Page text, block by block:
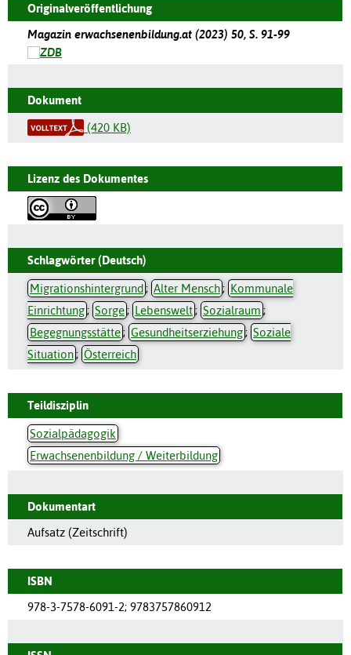
Originalveröffentlichung
Magazin erwachsenenbildung.at (2023) 50, S. 91-99
Dokument
(420 KB)
Lizenz des Dokumentes
Schlagwörter (Deutsch)
Migrationshintergrund; Alter Mensch; Kommunale
Einrichtung; Sorge; Lebenswelt; Sozialraum ;
Begegnungsstätte; Gesundheitserziehung; Soziale
Situation; Österreich
Teildisziplin
Sozialpädagogik
Erwachsenenbildung / Weiterbildung
Dokumentart
Aufsatz (Zeitschrift)
ISBN
978-3-7578-6091-2; 9783757860912